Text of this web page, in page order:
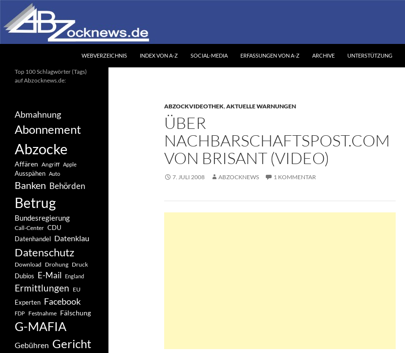
Inhalt
springen
WEBVERZEICHNIS INDEX VON A-Z SOCIAL-MEDIA ERFASSUNGEN VON A-Z ARCHIVE UNTERSTÜTZUNG
ABZOCKVIDEOTHEK,AKTUELLE WARNUNGEN
ÜBER
NACHBARSCHAFTSPOST.COM
VON BRISANT (VIDEO)
7. JULI 2008 ABZOCKNEWS 1 KOMMENTAR
Ihr unabhängiges
Informationsportal
Top 100 Schlagwörter (Tags)
auf Abzocknews.de:
Abmahnung
Abonnement
Abzocke
Affären Angriff Apple
Ausspähen Auto
Banken Behörden
Betrug
Bundesregierung
Call-Center CDU
Datenhandel Datenklau
Datenschutz
Download Drohung Druck
Dubios E-Mail England
Ermittlungen EU
Experten Facebook
FDP Festnahme Fälschung
G-MAFIA
Gebühren Gericht